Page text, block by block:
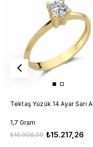
Tektaş Yüzük 14 Ayar Sarı
1,7 Gram
₺15.217,26
₺16.908,06